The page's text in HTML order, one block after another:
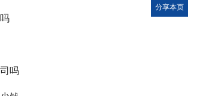
吗
分享本页